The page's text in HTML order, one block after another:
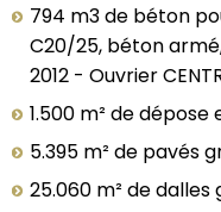
794 m3 de béton
C20/25, béton
2012 - Ouvrier
1.500 m² de
5.395 m² de pavés
25.060 m² de dalles